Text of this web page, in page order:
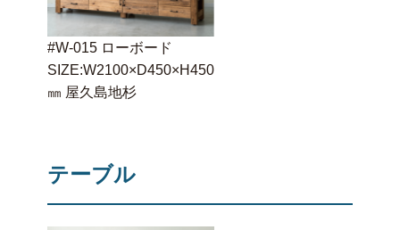
#W-015 ローボード
SIZE:W2100×D450×H450
㎜ 屋久島地杉
テーブル